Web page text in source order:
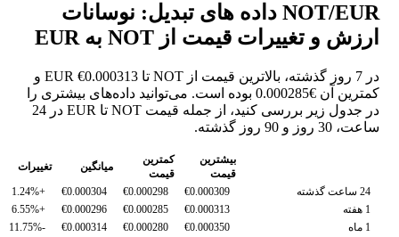
NOT/EUR داده های تبدیل: نوسانات
ارزش و تغییرات قیمت از NOT به EUR
در 7 روز گذشته، بالاترین قیمت از NOT تا EUR €0.000313 و
کمترین آن €0.000285 بوده است. می‌توانید داده‌های بیشتری را
در جدول زیر بررسی کنید، از جمله قیمت NOT تا EUR در 24
ساعت، 30 روز و 90 روز گذشته.
بیشترین
قیمت
کمترین
قیمت
میانگین
تغییرات
24 ساعت گذشته
€0.000309
€0.000298
€0.000304
+1.24%
1 هفته
€0.000313
€0.000285
€0.000296
+6.55%
1 ماه
€0.000350
€0.000280
€0.000314
-11.75%